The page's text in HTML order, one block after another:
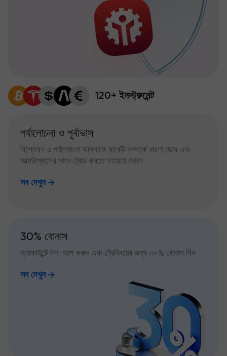
120+ ইনস্ট্রুমেন্ট
পর্যালোচনা ও পূর্বাভাস
বিশ্লেষণ ও পর্যালোচনা আপনাকে মার্কেট সম্পর্কে ধারণা দেবে এবং
আত্মবিশ্বাসের সাথে ট্রেড করতে সহায়তা করবে
সব দেখুন
30% বোনাস
অ্যাকাউন্টে টপ-আপ করুন এবং ট্রেডিংয়ের জন্য ৩০% বোনাস নিন
সব দেখুন